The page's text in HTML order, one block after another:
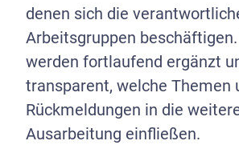
denen sich die
Arbeitsgruppen
werden fortlaufend ergänzt
transparent, welche Themen
Rückmeldungen in die
Ausarbeitung einfließen.